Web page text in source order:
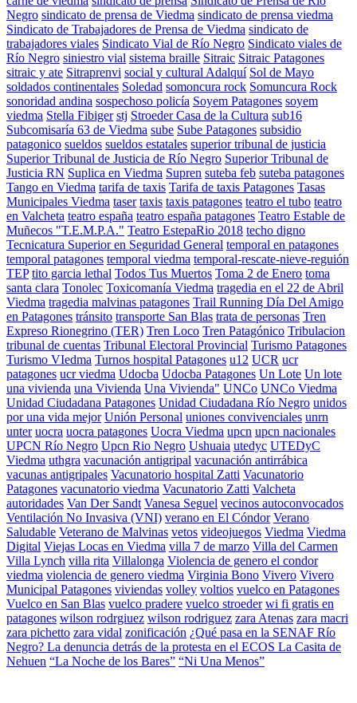
Negro sindicato de prensa de Viedma sindicato de prensa viedma
Sindicato de Trabajadores de Prensa de Viedma sindicato de
trabajadores viales Sindicato Vial de Río Negro Sindicato viales de
Río Negro siniestro vial sistema braille Sitraic Sitraic Patagones
sitraic y ate Sitraprenvi social y cultural Adalquí Sol de Mayo
soldados continentales Soledad somoncura rock Somuncura Rock
sonoridad andina sospechoso policía Soyem Patagones soyem
viedma Stella Fibiger stj Stroeder Casa de la Cultura sub16
Subcomisaría 63 de Viedma sube Sube Patagones subsidio
patagonico sueldos sueldos estatales superior tribunal de justicia
Superior Tribunal de Justicia de Río Negro Superior Tribunal de
Justicia RN Suplica en Viedma Supren suteba feb suteba patagones
Tango en Viedma tarifa de taxis Tarifa de taxis Patagones Tasas
Municipales Viedma taser taxis taxis patagones teatro el tubo teatro
en Valcheta teatro españa teatro españa patagones Teatro Estable de
Muñecos "T.E.M.P.A." Teatro EstepaRio 2018 techo digno
Tecnicatura Superior en Seguridad General temporal en patagones
temporal patagones temporal viedma temporal-rescate-nieve-reguión
TEP tito garcia lethal Todos Tus Muertos Toma 2 de Enero toma
santa clara Tonolec Toxicomanía Viedma tragedia en el 22 de Abril
Viedma tragedia malvinas patagones Trail Running Día Del Amigo
en Patagones tránsito transporte San Blas trata de personas Tren
Expreso Rionegrino (TER) Tren Loco Tren Patagónico Tribulacion
tribunal de cuentas Tribunal Electoral Provincial Turismo Patagones
Turismo VIedma Turnos hospital Patagones u12 UCR ucr
patagones ucr viedma Udocba Udocba Patagones Un Lote Un lote
una vivienda una Vivienda Una Vivienda" UNCo UNCo Viedma
Unidad Ciudadana Patagones Unidad Ciudadana Río Negro unidos
por una vida mejor Unión Personal uniones convivenciales unrn
unter uocra uocra patagones Uocra Viedma upcn upcn nacionales
UPCN Río Negro Upcn Rio Negro Ushuaia utedyc UTEDyC
Viedma uthgra vacunación antigripal vacunación antirrábica
vacunas antigripales Vacunatorio hospital Zatti Vacunatorio
Patagones vacunatorio viedma Vacunatorio Zatti Valcheta
autoridades Van Der Sandt Vanesa Seguel vecinos autoconvocados
Ventilación No Invasiva (VNI) verano en El Cóndor Verano
Saludable Veterano de Malvinas vetos videojuegos Viedma Viedma
Digital Viejas Locas en Viedma villa 7 de marzo Villa del Carmen
Villa Lynch villa rita Villalonga Violencia de genero el condor
viedma violencia de genero viedma Virginia Bono Vivero Vivero
Municipal Patagones viviendas volley voltios vuelco en Patagones
Vuelco en San Blas vuelco pradere vuelco stroeder wi fi gratis en
patagones wilson rodrgiuez wilson rodriguez zara Atenas zara macri
zara pichetto zara vidal zonificación ¿Qué pasa en la SENAF Río
Negro? La denuncia detrás de la protesta en el ECOS La Casita de
Nehuen “La Noche de los Bares” “Ni Una Menos”